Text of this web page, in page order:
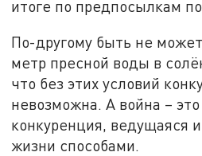
итоге по предпосылкам
По-другому быть не
метр пресной воды в
что без этих условий
невозможна. А война –
конкуренция, ведущаяся
жизни способами.